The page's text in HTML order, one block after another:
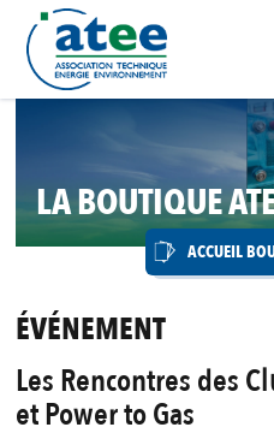
LA BOUTIQUE
ACCUEIL
ÉVÉNEMENT
Les Rencontres des
et Power to Gas
Panneau de gestion des cookies